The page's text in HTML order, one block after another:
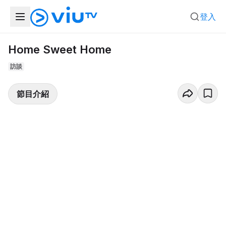
登入
Home Sweet Home
訪談
節目介紹